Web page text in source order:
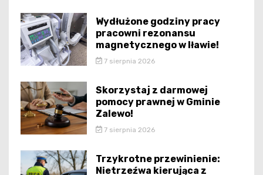
Wydłużone godziny pracy
pracowni rezonansu
magnetycznego w Iławie!
7 sierpnia 2026
Skorzystaj z darmowej
pomocy prawnej w Gminie
Zalewo!
7 sierpnia 2026
Trzykrotne przewinienie:
Nietrzeźwa kierująca z